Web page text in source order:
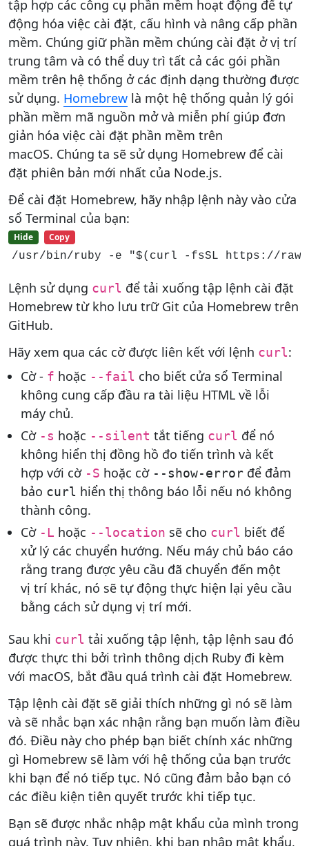
tập hợp các công cụ phần mềm hoạt động để tự
động hóa việc cài đặt, cấu hình và nâng cấp phần
mềm. Chúng giữ phần mềm chúng cài đặt ở vị trí
trung tâm và có thể duy trì tất cả các gói phần
mềm trên hệ thống ở các định dạng thường được
sử dụng. Homebrew là một hệ thống quản lý gói
phần mềm mã nguồn mở và miễn phí giúp đơn
giản hóa việc cài đặt phần mềm trên
macOS. Chúng ta sẽ sử dụng Homebrew để cài
đặt phiên bản mới nhất của Node.js.
Để cài đặt Homebrew, hãy nhập lệnh này vào cửa
sổ Terminal của bạn:
Hide Copy
/usr/bin/ruby -e "$(curl -fsSL https://
Lệnh sử dụng curl để tải xuống tập lệnh cài đặt
Homebrew từ kho lưu trữ Git của Homebrew trên
GitHub.
Hãy xem qua các cờ được liên kết với lệnh curl:
Cờ - f hoặc --fail cho biết cửa sổ Terminal
không cung cấp đầu ra tài liệu HTML về lỗi
máy chủ.
Cờ -s hoặc --silent tắt tiếng curl để nó
không hiển thị đồng hồ đo tiến trình và kết
hợp với cờ -S hoặc cờ --show-error để đảm
bảo curl hiển thị thông báo lỗi nếu nó không
thành công.
Cờ -L hoặc --location sẽ cho curl biết để
xử lý các chuyển hướng. Nếu máy chủ báo cáo
rằng trang được yêu cầu đã chuyển đến một
vị trí khác, nó sẽ tự động thực hiện lại yêu cầu
bằng cách sử dụng vị trí mới.
Sau khi curl tải xuống tập lệnh, tập lệnh sau đó
được thực thi bởi trình thông dịch Ruby đi kèm
với macOS, bắt đầu quá trình cài đặt Homebrew.
Tập lệnh cài đặt sẽ giải thích những gì nó sẽ làm
và sẽ nhắc bạn xác nhận rằng bạn muốn làm điều
đó. Điều này cho phép bạn biết chính xác những
gì Homebrew sẽ làm với hệ thống của bạn trước
khi bạn để nó tiếp tục. Nó cũng đảm bảo bạn có
các điều kiện tiên quyết trước khi tiếp tục.
Bạn sẽ được nhắc nhập mật khẩu của mình trong
quá trình này. Tuy nhiên, khi bạn nhập mật khẩu,